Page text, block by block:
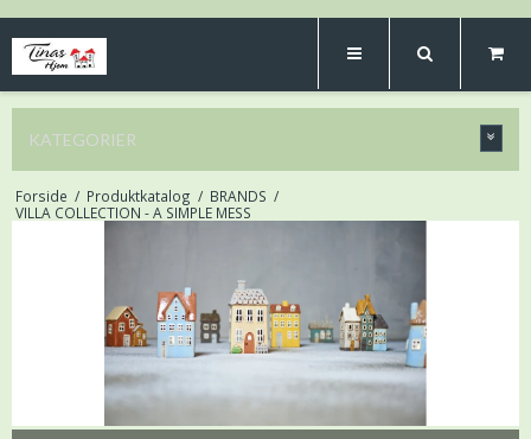
KATEGORIER
Forside / Produktkatalog / BRANDS /
VILLA COLLECTION - A SIMPLE MESS